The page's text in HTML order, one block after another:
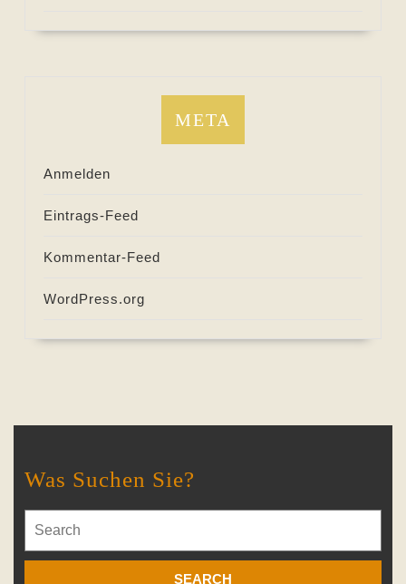
META
Anmelden
Eintrags-Feed
Kommentar-Feed
WordPress.org
Was Suchen Sie?
for: